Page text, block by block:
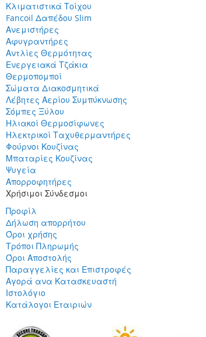
Κλιματιστικά Τοίχου
Fancoil Δαπέδου Slim
Ανεμιστήρες
Αφυγραντήρες
Αντλίες Θερμότητας
Ενεργειακά Τζάκια
Θερμοπομποί
Σώματα Διακοσμητικά
Λέβητες Αερίου Συμπύκνωσης
Σόμπες Ξύλου
Ηλιακοί Θερμοσίφωνες
Ηλεκτρικοί Ταχυθερμαντήρες
Φούρνοι Κουζίνας
Μπαταρίες Κουζίνας
Ψυγεία
Απορροφητήρες
Χρήσιμοι Σύνδεσμοι
Προφίλ
Δήλωση απορρήτου
Όροι χρήσης
Τρόποι Πληρωμής
Όροι Αποστολής
Παραγγελίες και Επιστροφές
Αγορά ανα Κατασκευαστή
Ιστολόγιο
Κατάλογοι Εταιριών